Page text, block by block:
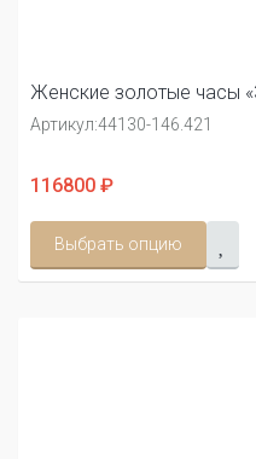
Женские золотые часы
Артикул:44130-146.421
116800 ₽
Выбрать опцию